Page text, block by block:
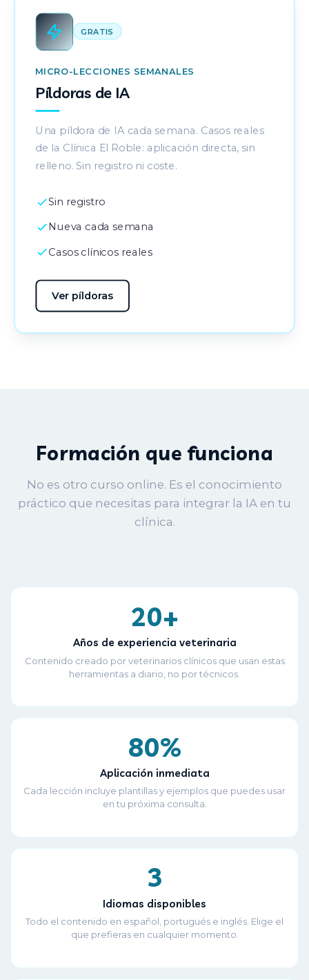
GRATIS
MICRO-LECCIONES SEMANALES
Píldoras de IA
Una píldora de IA cada semana. Casos reales
de la Clínica El Roble: aplicación directa, sin
relleno. Sin registro ni coste.
Sin registro
Nueva cada semana
Casos clínicos reales
Ver píldoras
Formación que funciona
No es otro curso online. Es el conocimiento
práctico que necesitas para integrar la IA en tu
clínica.
20+
Años de experiencia veterinaria
Contenido creado por veterinarios clínicos que usan estas
herramientas a diario, no por técnicos.
80%
Aplicación inmediata
Cada lección incluye plantillas y ejemplos que puedes usar
en tu próxima consulta.
3
Idiomas disponibles
Todo el contenido en español, portugués e inglés. Elige el
que prefieras en cualquier momento.